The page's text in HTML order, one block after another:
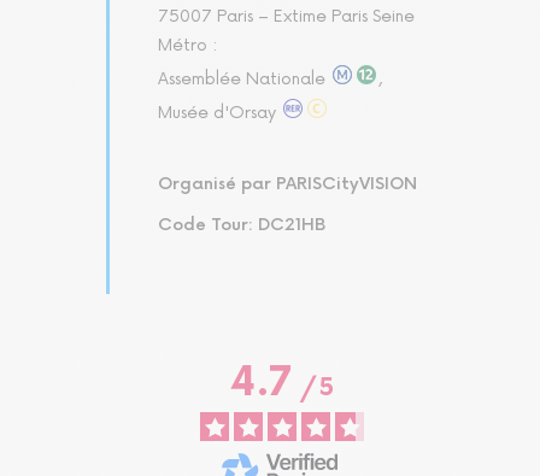
75007 Paris – Extime Paris Seine
Métro :
Assemblée Nationale
,
Musée d'Orsay
Organisé par PARISCityVISION
Code Tour: DC21HB
4.7 / 5